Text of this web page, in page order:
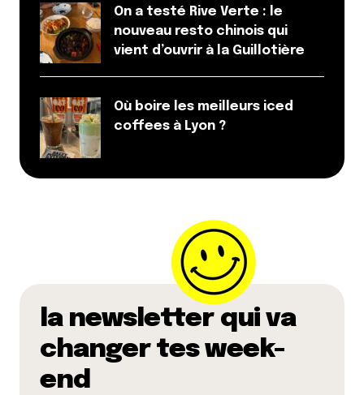
On a testé Rive Verte : le
nouveau resto chinois qui
vient d’ouvrir à la Guillotière
Où boire les meilleurs iced
coffees à Lyon ?
la newsletter qui va
changer tes week-
end